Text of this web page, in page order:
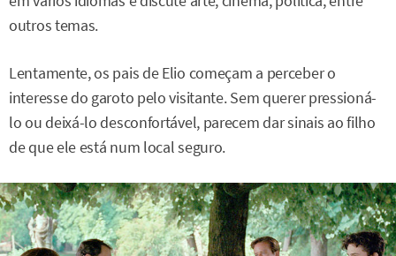
outros temas.
Lentamente, os pais de Elio começam a perceber o
interesse do garoto pelo visitante. Sem querer pressioná-
lo ou deixá-lo desconfortável, parecem dar sinais ao filho
de que ele está num local seguro.